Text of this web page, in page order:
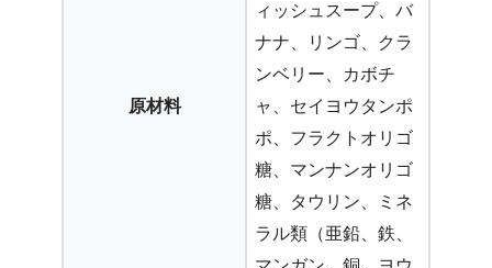
原材料
ィッシュスープ、バ
ナナ、リンゴ、クラ
ンベリー、カボチ
ャ、セイヨウタンポ
ポ、フラクトオリゴ
糖、マンナンオリゴ
糖、タウリン、ミネ
ラル類（亜鉛、鉄、